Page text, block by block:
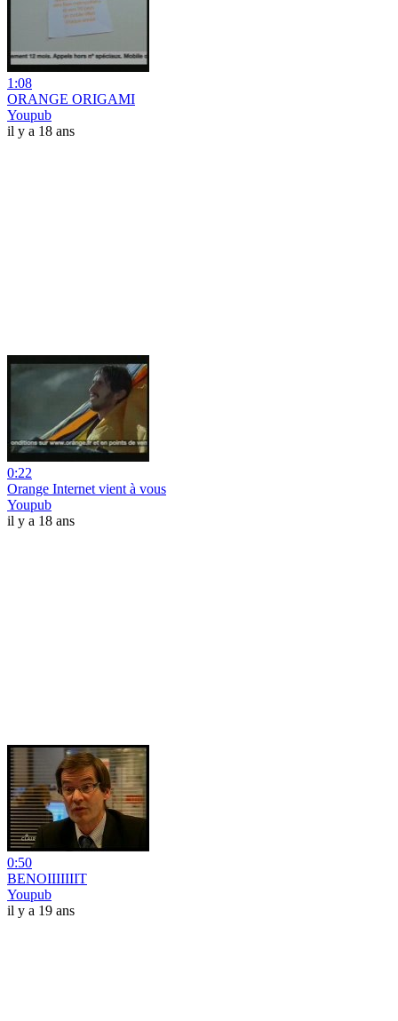
1:08
ORANGE ORIGAMI
Youpub
il y a 18 ans
0:22
Orange Internet vient à vous
Youpub
il y a 18 ans
0:50
BENOIIIIIIIT
Youpub
il y a 19 ans